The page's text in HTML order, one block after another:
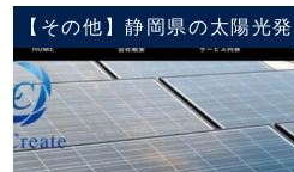
【その他】静岡県の太陽光